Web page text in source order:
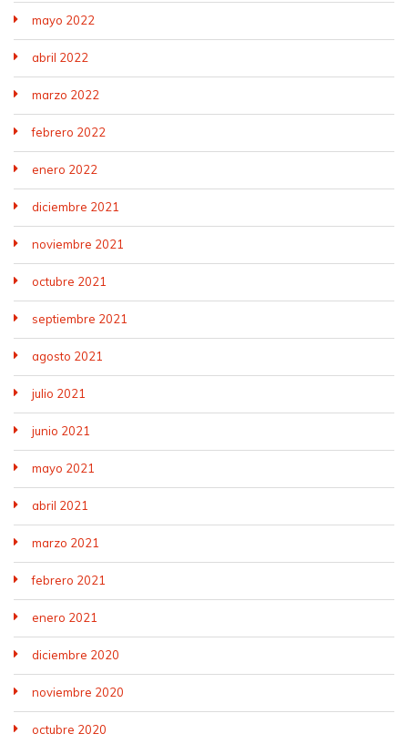
mayo 2022
abril 2022
marzo 2022
febrero 2022
enero 2022
diciembre 2021
noviembre 2021
octubre 2021
septiembre 2021
agosto 2021
julio 2021
junio 2021
mayo 2021
abril 2021
marzo 2021
febrero 2021
enero 2021
diciembre 2020
noviembre 2020
octubre 2020